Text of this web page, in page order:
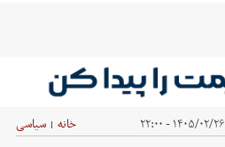
۱۴۰۵/۰۲/۲۶ - ۲۲:۰۰ خانه | سیاسی